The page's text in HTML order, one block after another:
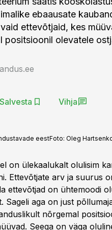
ebaausate
ettevõtjaid, kes
positsioonil olevatele
Salvesta Vihja
eestFoto: Oleg
on ülekaalukalt olulisim
Ettevõtjate arv ja suurus
ettevõtjad on ühtemoodi
Sageli aga on just
nõrgemal
Seega on väga